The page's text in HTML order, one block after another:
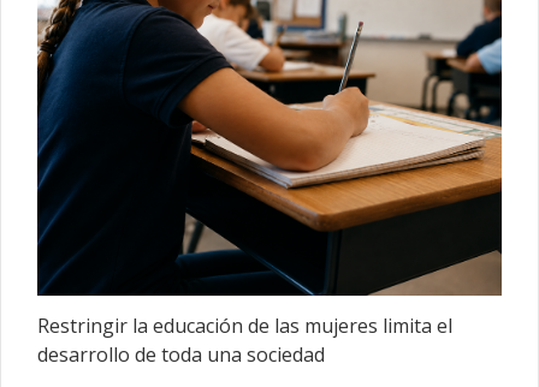
Restringir la educación de las mujeres limita el
desarrollo de toda una sociedad